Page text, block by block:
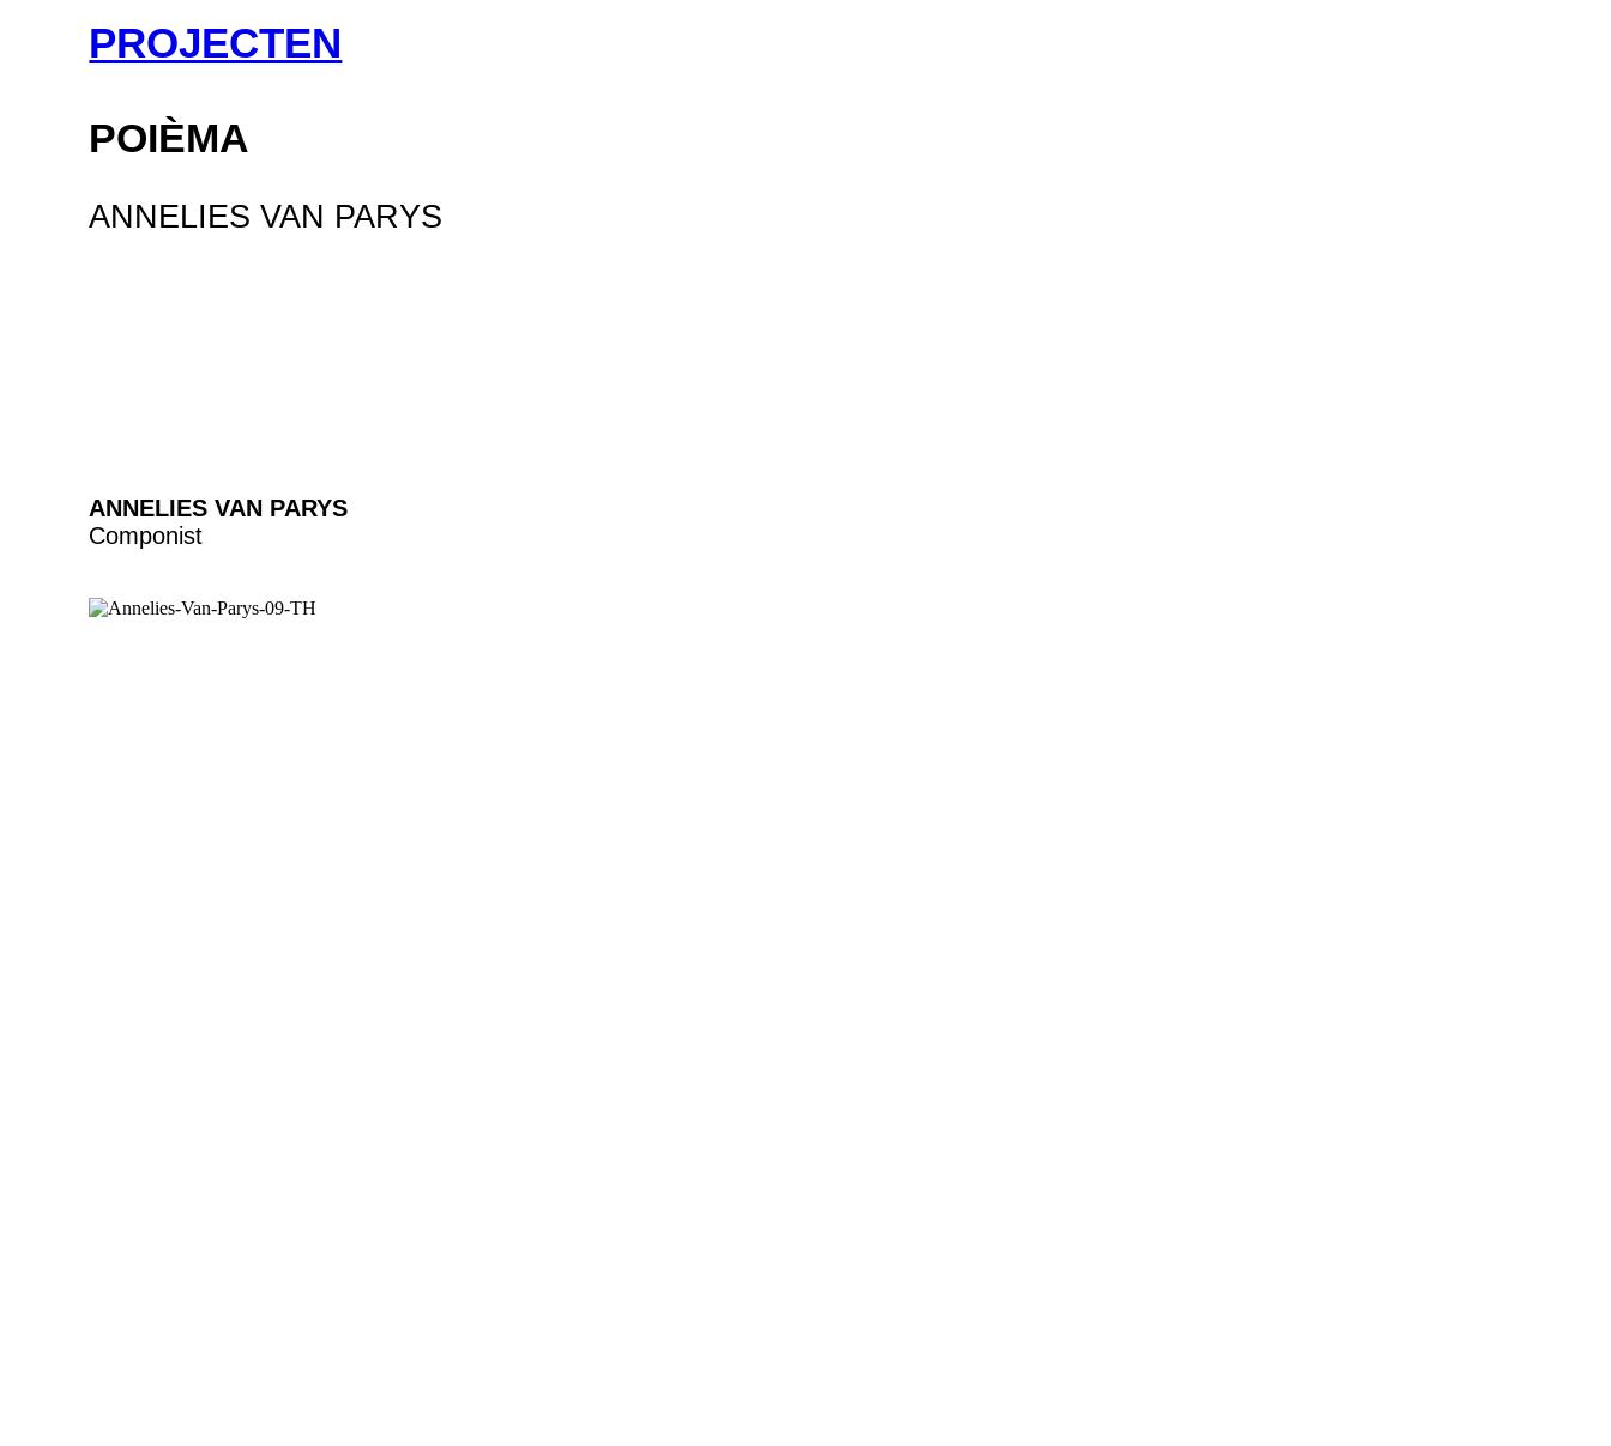
PROJECTEN
POIÈMA
ANNELIES VAN PARYS
ANNELIES VAN PARYS
Componist